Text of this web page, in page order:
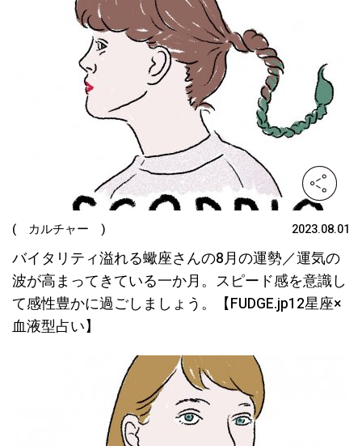
( カルチャー ) 2023.08.01
バイタリティ溢れる蠍座さんの8月の運勢／運気の
波が高まってきている一か月。スピード感を意識し
て感性豊かに過ごしましょう。【FUDGE.jp12星座×
血液型占い】